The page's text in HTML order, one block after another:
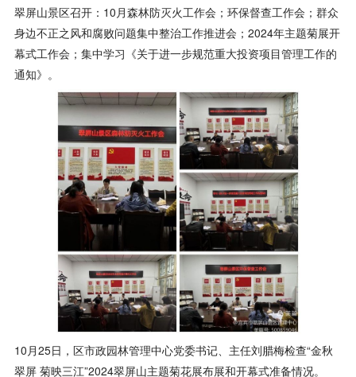
翠屏山景区召开：10月森林防灭火工作会；环保督查工作会；群众
身边不正之风和腐败问题集中整治工作推进会；2024年主题菊展开
幕式工作会；集中学习《关于进一步规范重大投资项目管理工作的
通知》。
10月25日，区市政园林管理中心党委书记、主任刘腊梅检查“金秋
翠屏 菊映三江”2024翠屏山主题菊花展布展和开幕式准备情况。